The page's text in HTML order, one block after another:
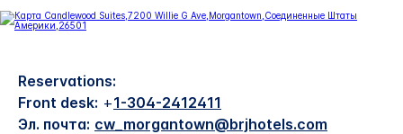
Reservations:
Front desk: +1-304-2412411
Эл. почта: cw_morgantown@brjhotels.com